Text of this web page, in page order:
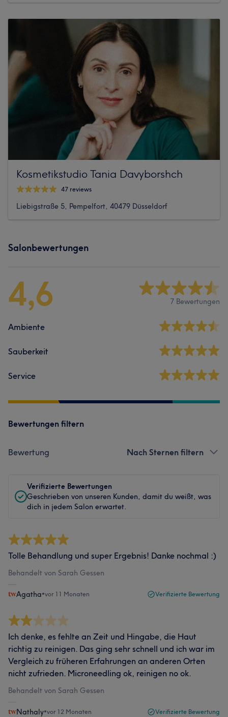
Kosmetikstudio Tania Davyborshch
47 reviews
Liebigstraße 5, Pempelfort, 40479 Düsseldorf
Salonbewertungen
4,6 7 Bewertungen
Ambiente
Sauberkeit
Service
Bewertungen filtern
Bewertung Nach Sternen filtern
Verifizierte Bewertungen
Geschrieben von unseren Kunden, damit du weißt, was
dich in jedem Salon erwartet.
Tolle Behandlung und super Ergebnis! Danke nochmal :)
Behandelt von Sarah Gessen
Agatha•vor 11 Monaten Verifizierte Bewertung
Ich denke, es fehlte an Zeit und Hingabe, die Haut
richtig zu reinigen. Das ging sehr schnell und ich war im
Vergleich zu früheren Erfahrungen an anderen Orten
nicht zufrieden. Microneedling ok, reinigen no ok.
Behandelt von Sarah Gessen
Nathaly•vor 12 Monaten Verifizierte Bewertung